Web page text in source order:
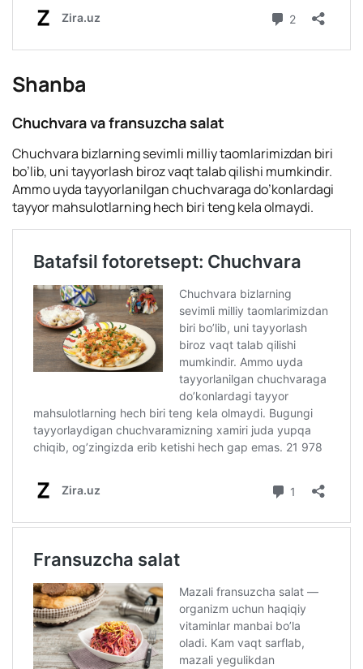
Shanba
Chuchvara va fransuzcha salat
Chuchvara bizlarning sevimli milliy taomlarimizdan biri
bo’lib, uni tayyorlash biroz vaqt talab qilishi mumkindir.
Ammo uyda tayyorlanilgan chuchvaraga do’konlardagi
tayyor mahsulotlarning hech biri teng kela olmaydi.